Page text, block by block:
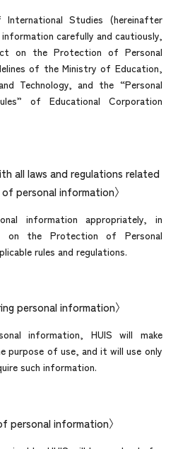
International Studies (hereinafter
information carefully and cautiously,
on the Protection of Personal
of the Ministry of Education,
Technology, and the “Personal
of Educational Corporation
all laws and regulations related
personal information
information appropriately, in
on the Protection of Personal
rules and regulations.
personal information
information, HUIS will make
of use, and it will use only
such information.
personal information